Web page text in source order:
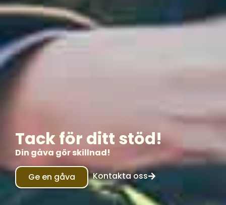
Tack för ditt stöd!
Din gåva gör skillnad!
Ge en gåva Kontakta oss